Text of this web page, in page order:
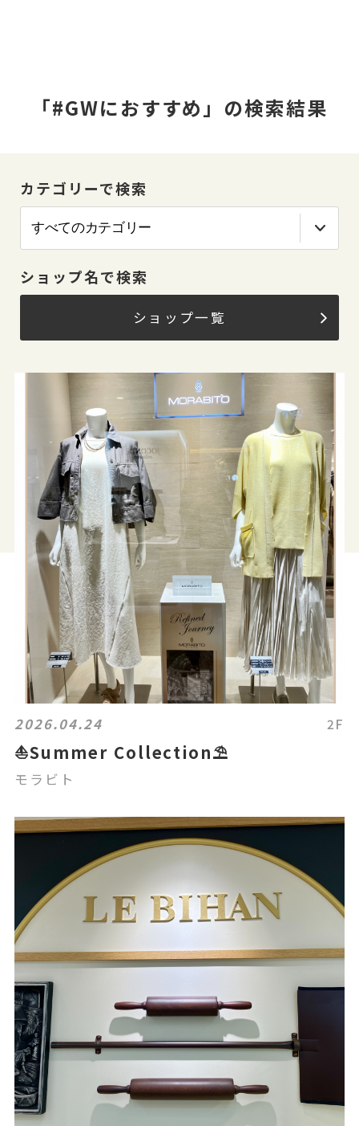
「#GWにおすすめ」の検索結果
カテゴリーで検索
ショップ名で検索
ショップ一覧
2026.04.24 2F
⛵️Summer Collection⛱
モラビト